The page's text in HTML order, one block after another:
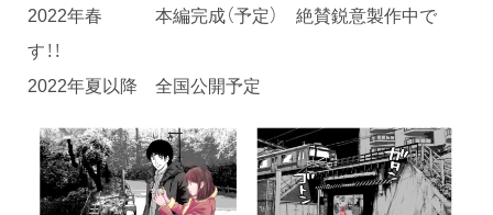
2022年春 本編完成（予定） 絶賛鋭意製作中で
す！！
2022年夏以降 全国公開予定